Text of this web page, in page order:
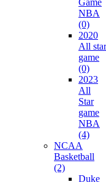
NBA
(0)
2020
All star
game
(0)
2023
All
Star
game
NBA
(4)
NCAA
Basketball
(2)
Duke